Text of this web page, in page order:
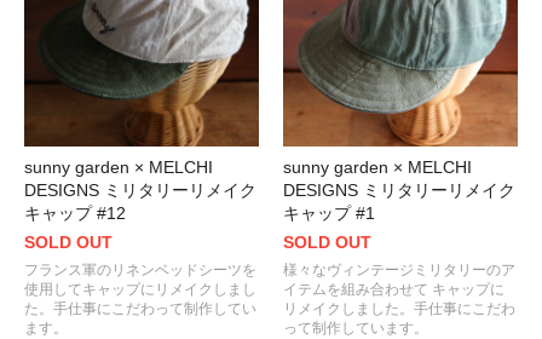
sunny garden × MELCHI
DESIGNS ミリタリーリメイク
キャップ #12
SOLD OUT
フランス軍のリネンベッドシーツを
使用してキャップにリメイクしまし
た。手仕事にこだわって制作してい
ます。
sunny garden × MELCHI
DESIGNS ミリタリーリメイク
キャップ #1
SOLD OUT
様々なヴィンテージミリタリーのア
イテムを組み合わせて キャップに
リメイクしました。手仕事にこだわ
って制作しています。